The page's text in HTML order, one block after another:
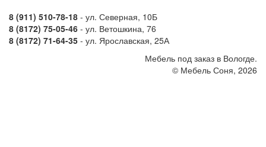
8 (911) 510-78-18 - ул. Северная, 10Б
8 (8172) 75-05-46 - ул. Ветошкина, 76
8 (8172) 71-64-35 - ул. Ярославская, 25А
Мебель под заказ в Вологде.
© Мебель Соня, 2026